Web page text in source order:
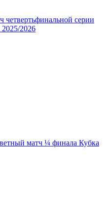
четвертьфинальной серии
2026
матч ¼ финала Кубка